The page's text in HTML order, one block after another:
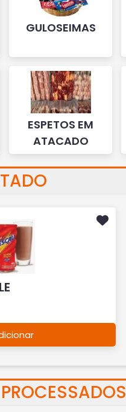
GULOSEIMAS
ESPETOS EM
ATACADO